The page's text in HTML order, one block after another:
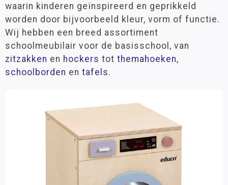
Banken
Krukken en zitzakken
Schoolborden & toebehoren
Ruimteverdelers
waarin kinderen geïnspireerd en geprikkeld
worden door bijvoorbeeld kleur, vorm of functie.
Wij hebben een breed assortiment
schoolmeubilair voor de basisschool, van
zitzakken en hockers tot themahoeken,
schoolborden en tafels.